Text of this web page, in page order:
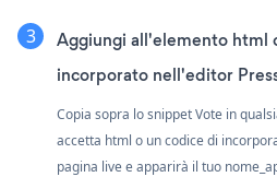
Aggiungi all'elemento html
incorporato nell'editor
Copia sopra lo snippet Vote in
accetta html o un codice di
pagina live e apparirà il tuo